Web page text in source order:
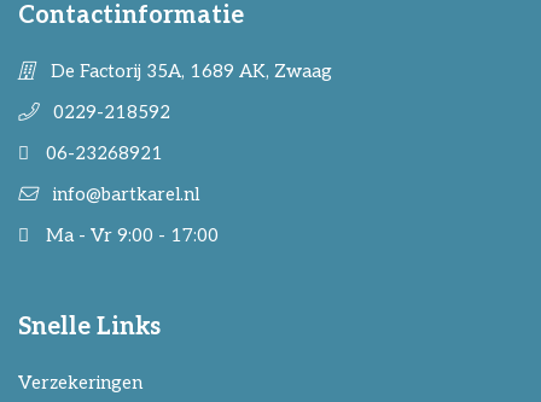
Contactinformatie
De Factorij 35A, 1689 AK, Zwaag
0229-218592
06-23268921
info@bartkarel.nl
Ma - Vr 9:00 - 17:00
Snelle Links
Verzekeringen